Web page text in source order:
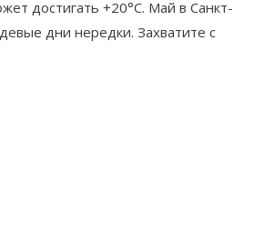
достигать +20°C. Май в Санкт-
дни нередки. Захватите с